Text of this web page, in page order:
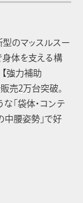
型のマッスルスー
身体を支える構
【強力補助
売2万台突破。
「袋体・コンテ
中腰姿勢」で好